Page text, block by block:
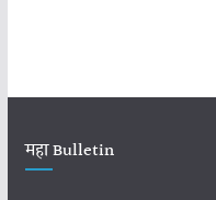
महा Bulletin